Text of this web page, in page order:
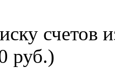
счетов
руб.)